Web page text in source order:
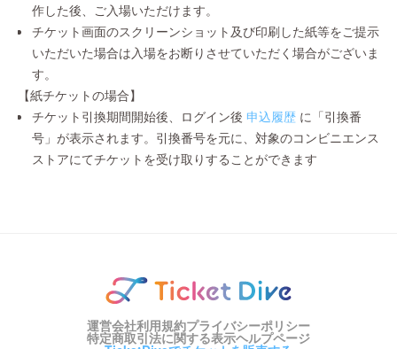
作した後、ご入場いただけます。
チケット画面のスクリーンショット及び印刷した紙等をご提示
いただいた場合は入場をお断りさせていただく場合がございま
す。
【紙チケットの場合】
チケット引換期間開始後、ログイン後 申込履歴 に「引換番
号」が表示されます。引換番号を元に、対象のコンビニエンス
ストアにてチケットを受け取りすることができます
運営会社利用規約プライバシーポリシー
特定商取引法に関する表示ヘルプページ